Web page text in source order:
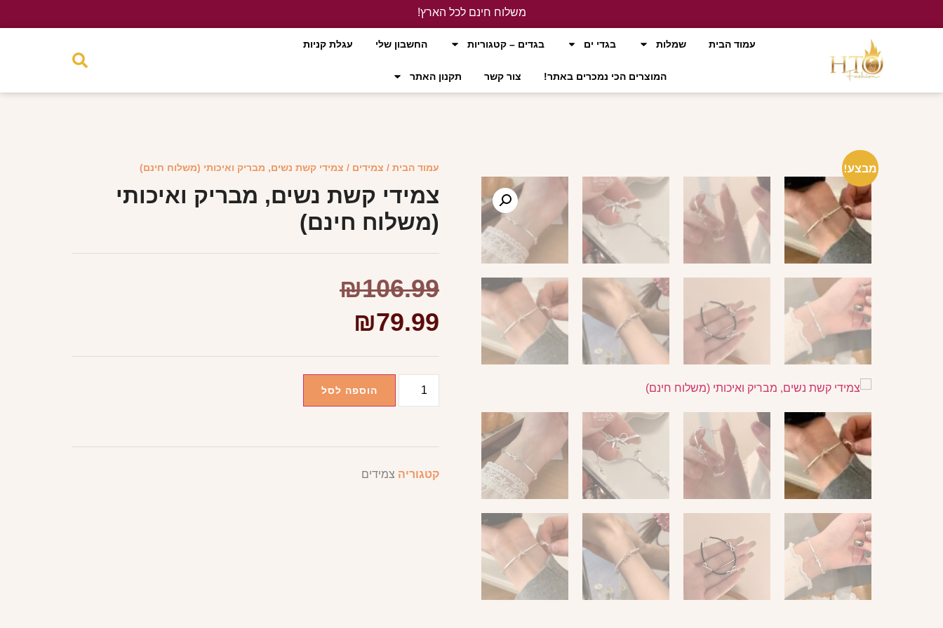
משלוח חינם לכל הארץ!
עמוד הבית
שמלות בגדי ים בגדים – קטגוריות החשבון שלי עגלת קניות
המוצרים הכי נמכרים באתר! צור קשר תקנון האתר
מבצע! עמוד הבית / צמידים / צמידי קשת נשים, מבריק ואיכותי (משלוח חינם)
צמידי קשת נשים, מבריק ואיכותי
(משלוח חינם)
₪106.99
₪79.99
הוספה לסל
קטגוריה צמידים